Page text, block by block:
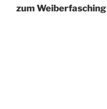
zum Weiberfasching